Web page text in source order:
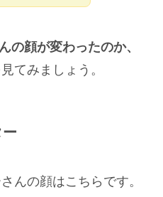
の顔が変わったのか、
てみましょう。
んの顔はこちらです。